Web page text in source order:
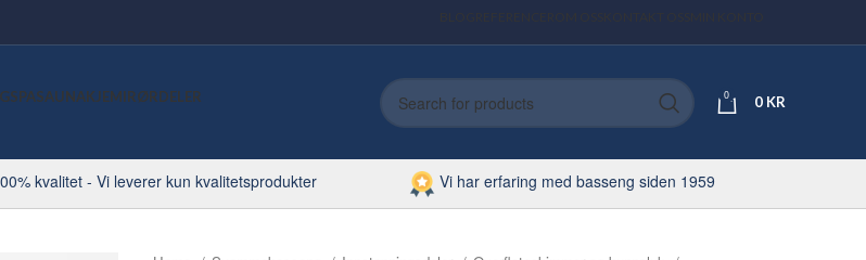
SPASAUNAKJEMIRØRDELER 0 0 KR
kvalitet - Vi leverer kun kvalitetsprodukter Vi har erfaring med basseng siden 1959